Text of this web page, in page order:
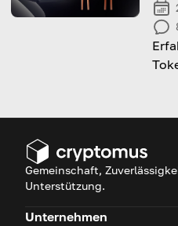
Gemeinschaft,
Unterstützung.
Unternehmen